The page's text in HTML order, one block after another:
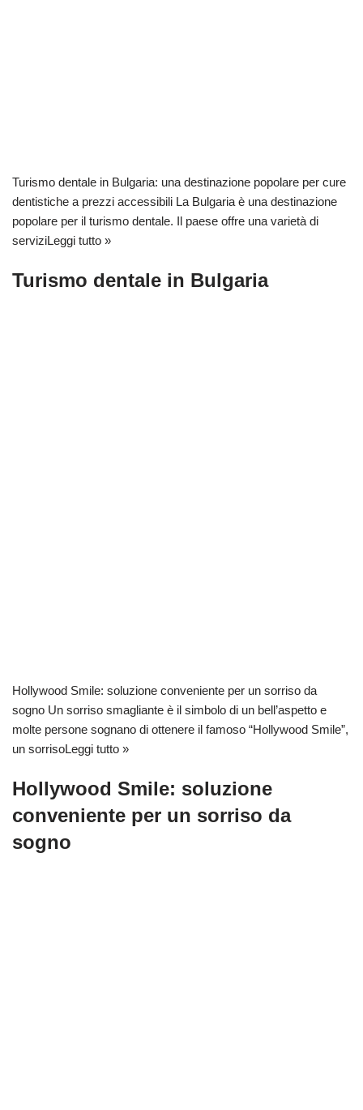
Turismo dentale in Bulgaria: una destinazione popolare per cure
dentistiche a prezzi accessibili La Bulgaria è una destinazione
popolare per il turismo dentale. Il paese offre una varietà di
serviziLeggi tutto »
Turismo dentale in Bulgaria
Hollywood Smile: soluzione conveniente per un sorriso da
sogno Un sorriso smagliante è il simbolo di un bell’aspetto e
molte persone sognano di ottenere il famoso “Hollywood Smile”,
un sorrisoLeggi tutto »
Hollywood Smile: soluzione
conveniente per un sorriso da
sogno